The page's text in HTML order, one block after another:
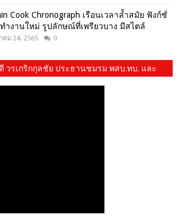
Cook Chronograph เรือนเวลาล้ำสมัย ฟังก์ชั่
ำงานใหม่ รูปลักษณ์ที่เพรียวบาง มีสไตล์
คม 24, 2565 0
รเกริกกุลชัย ประธานชมรม พสบ.ทบ. และ​